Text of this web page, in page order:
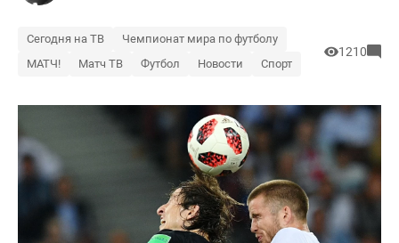
Сегодня на ТВ
Чемпионат мира по футболу
МАТЧ!
Матч ТВ Футбол Новости Спорт
1210